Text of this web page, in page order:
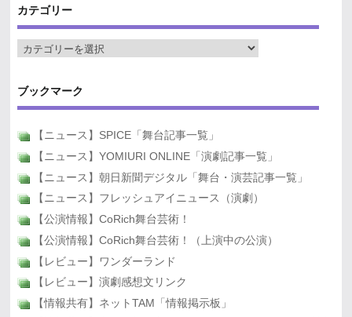
カテゴリー
ブックマーク
【ニュース】SPICE「舞台記事一覧」
【ニュース】YOMIURI ONLINE「演劇記事一覧」
【ニュース】朝日新聞デジタル「舞台・演芸記事一覧」
【ニュース】フレッシュアイニュース（演劇）
【公演情報】CoRich舞台芸術！
【公演情報】CoRich舞台芸術！（上演中の公演）
【レビュー】ワンダーランド
【レビュー】演劇感想文リンク
【情報共有】ネットTAM「情報掲示板」